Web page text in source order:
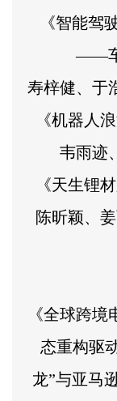
《智能驾
——车
寿梓健、于
《机器人
韦雨迹
《天生锂
陈昕颖、
《全球跨
态重构驱
龙”与亚马